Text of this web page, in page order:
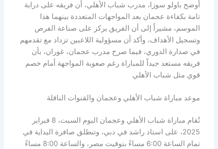
أوضح باولو سوزا، مدرب شباب الأهلي، أن فريقه على دراية
تامة بكفاءة عجمان بعد المواجهات المتعددة بينهما هذا
الموسم، مشيراً إلى أن الفريق يركز على صناعة الفرص
وتسجيل الأهداف، وأكد أن مسؤولية اللاعبين تزداد مع تقدمهم
في صدارة الدوري، فيما صرح مدرب عجمان، غوران، بأن
فريقه مستعد جيداً للمباراة رغم صعوبة المواجهة أمام خصم
قوي مثل شباب الأهلي
موعد مباراة شباب الأهلي وعجمان والقنوات الناقلة
تُقام مباراة شباب الأهلي وعجمان اليوم السبت، 8 فبراير
2025، على استاد راشد في دبي، وتنطلق صافرة البداية في
تمام الساعة 6:00 مساءً بتوقيت مصر، والساعة 8:00 مساءً